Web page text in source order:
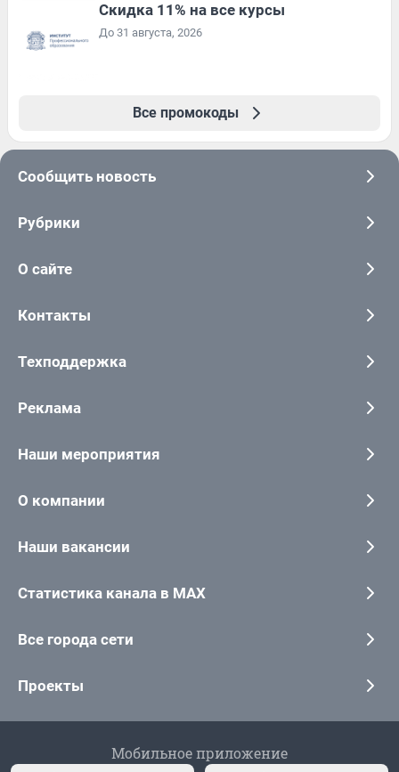
Скидка 11% на все курсы
До 31 августа, 2026
Все промокоды
Сообщить новость
Рубрики
О сайте
Контакты
Техподдержка
Реклама
Наши мероприятия
О компании
Наши вакансии
Статистика канала в MAX
Все города сети
Проекты
Мобильное приложение